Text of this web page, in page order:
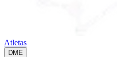
Atletas
DME